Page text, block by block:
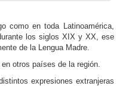
como en toda Latinoamérica,
los siglos XIX y XX, ese
de la Lengua Madre.
otros países de la región.
expresiones extranjeras